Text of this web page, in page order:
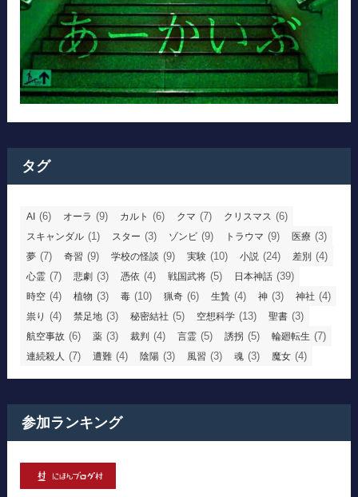
タグ
AI (6) オーラ (9) カルト (6) クマ (7) クリスマス (6)
スキャンダル (1) スター (3) ゾンビ (9) トラウマ (9) 医療 (3)
夢 (7) 奇習 (9) 学校の怪談 (9) 実験 (10) 小説 (24) 差別 (4)
心霊 (7) 悲劇 (3) 憑依 (4) 戦国武将 (5) 日本神話 (39)
時空 (4) 植物 (3) 毒 (10) 猟奇 (6) 生贄 (4) 神 (3) 神社 (4)
祟り (4) 禁足地 (3) 秘密結社 (5) 空想科学 (13) 聖書 (3)
航空事故 (6) 薬 (3) 裁判 (4) 言霊 (5) 誘拐 (5) 輪廻転生 (7)
連続殺人 (7) 遭難 (4) 陰陽 (3) 風習 (3) 魂 (3) 魔女 (4)
参加ランキング